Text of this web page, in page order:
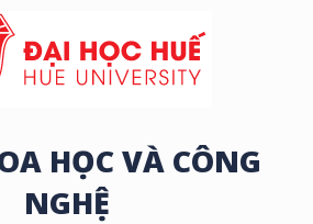
HỌC VÀ CÔNG
NGHỆ